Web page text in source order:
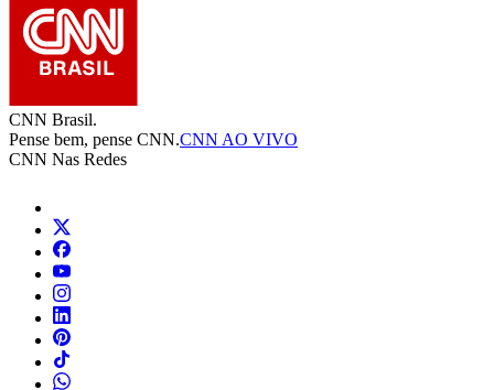
CNN Brasil.
Pense bem, pense CNN.CNN AO VIVO
CNN Nas Redes